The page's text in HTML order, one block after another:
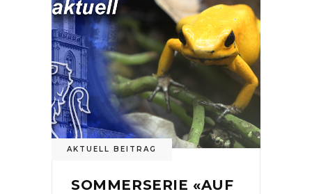
AKTUELL BEITRAG
SOMMERSERIE «AUF